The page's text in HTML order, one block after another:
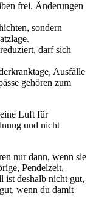
frei. Änderungen
sondern
darf sich
Ausfälle
gehören zum
Luft für
und nicht
nur dann, wenn sie
Pendelzeit,
ist deshalb nicht gut,
wenn du damit